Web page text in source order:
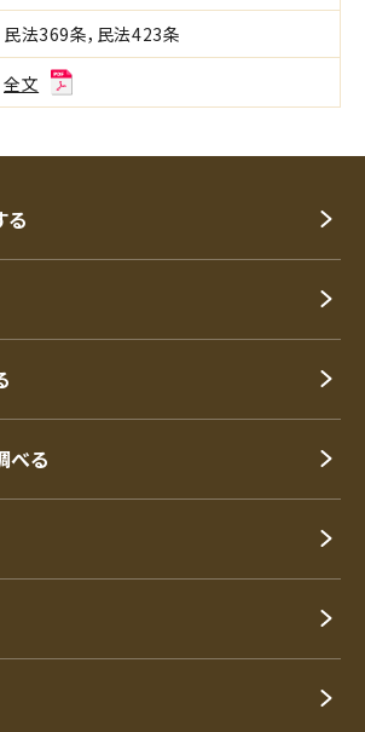
民法369条，民法423条
全文
る
べる